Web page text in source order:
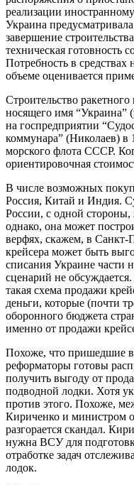
реализации
Украина
завершение
техническая готовность
Потребность в средствах
объеме оценивается
Строительство
носящего имя “Украина”
на госпредприятии
коммунара” (Николаев) в
морского флота СССР.
ориентировочная
В числе возможных
Россия, Китай и Индия.
России, с одной стороны,
однако, она может
верфях, скажем, в Санкт-
крейсера может быть
списания Украине части
сценарий не
такая схема продажи
деньги, которые (почти
оборонного бюджета
именно от продажи
Похоже, что пришедшие
реформаторы готовы
получить выгоду от
подводной лодки. Хотя
против этого. Похоже,
Кириченко и министром
разгорается скандал.
нужна ВСУ для
отработке задач
лодок.